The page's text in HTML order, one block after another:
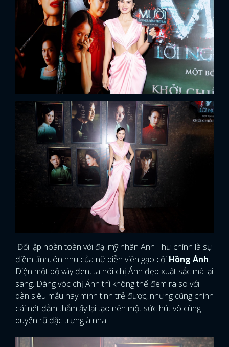
Đối lập hoàn toàn với đại mỹ nhân Anh Thư chính là sự
điềm tĩnh, ôn nhu của nữ diễn viên gạo cội Hồng Ánh.
Diện một bộ váy đen, ta nói chị Ánh đẹp xuất sắc mà lại
sang. Dáng vóc chị Ánh thì không thể đem ra so với
dàn siêu mẫu hay minh tinh trẻ được, nhưng cũng chính
cái nét đằm thắm ấy lại tạo nên một sức hút vô cùng
quyến rũ đặc trưng à nha.